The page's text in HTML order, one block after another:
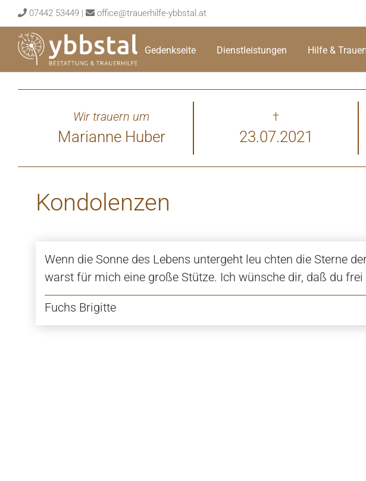
to
content
07442 53449 | office@trauerhilfe-ybbstal.at
Gedenkseite Dienstleistungen Hilfe &
Wir trauern um
Marianne Huber
†
23.07.2021
Kondolenzen
Wenn die Sonne des Lebens untergeht leu chten die Sterne
warst für mich eine große Stütze. Ich wünsche dir, daß du
Fuchs Brigitte